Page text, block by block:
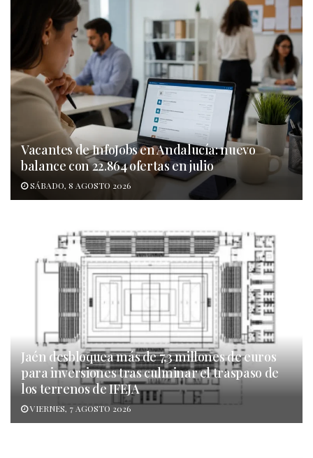
Vacantes de InfoJobs en Andalucía: nuevo
balance con 22.864 ofertas en julio
SÁBADO, 8 AGOSTO 2026
Jaén desbloquea más de 7,3 millones de euros
para inversiones tras culminar el traspaso de
los terrenos de IFEJA
VIERNES, 7 AGOSTO 2026